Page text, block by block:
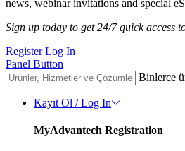
news, webinar invitations and special
Sign up today to get 24/7 quick access
Register Log In
Panel Button
Binlerce
Kayıt Ol / Log In
MyAdvantech Registration